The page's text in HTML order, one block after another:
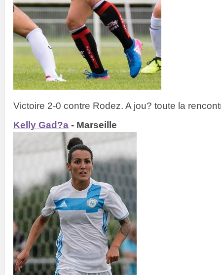
Victoire 2-0 contre Rodez. A jou? toute la
Kelly Gad?a - Marseille